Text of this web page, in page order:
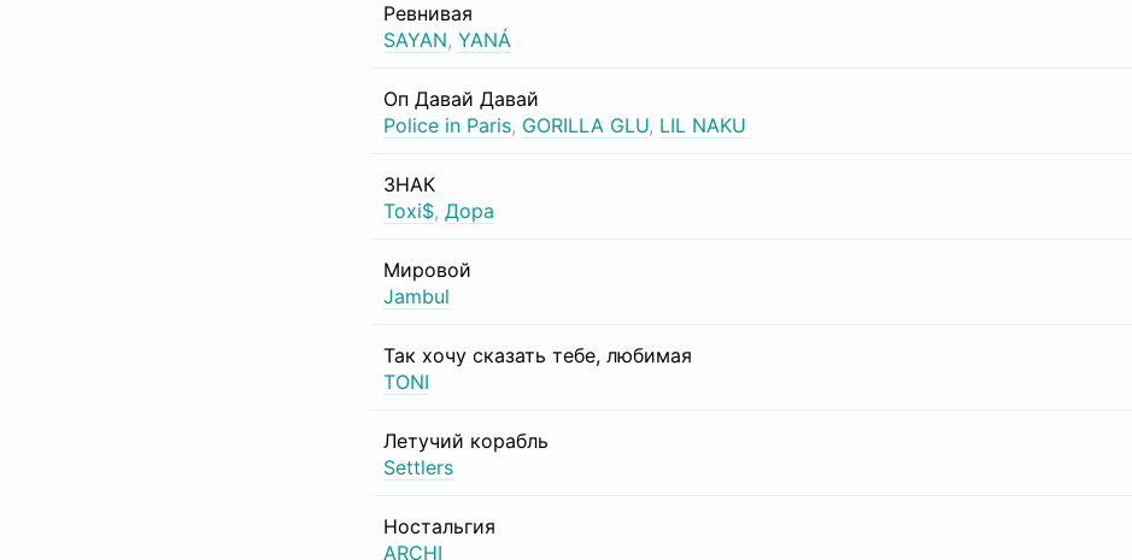
Ревнивая
SAYAN, YANÁ
Оп Давай Давай
Police in Paris, GORILLA GLU, LIL NAKU
ЗНАК
Toxi$, Дора
Мировой
Jambul
Так хочу сказать тебе, любимая
TONI
Летучий корабль
Settlers
Ностальгия
ARCHI